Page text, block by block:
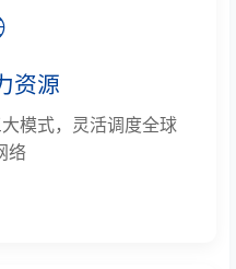
资源
模式，灵活调度全球
络